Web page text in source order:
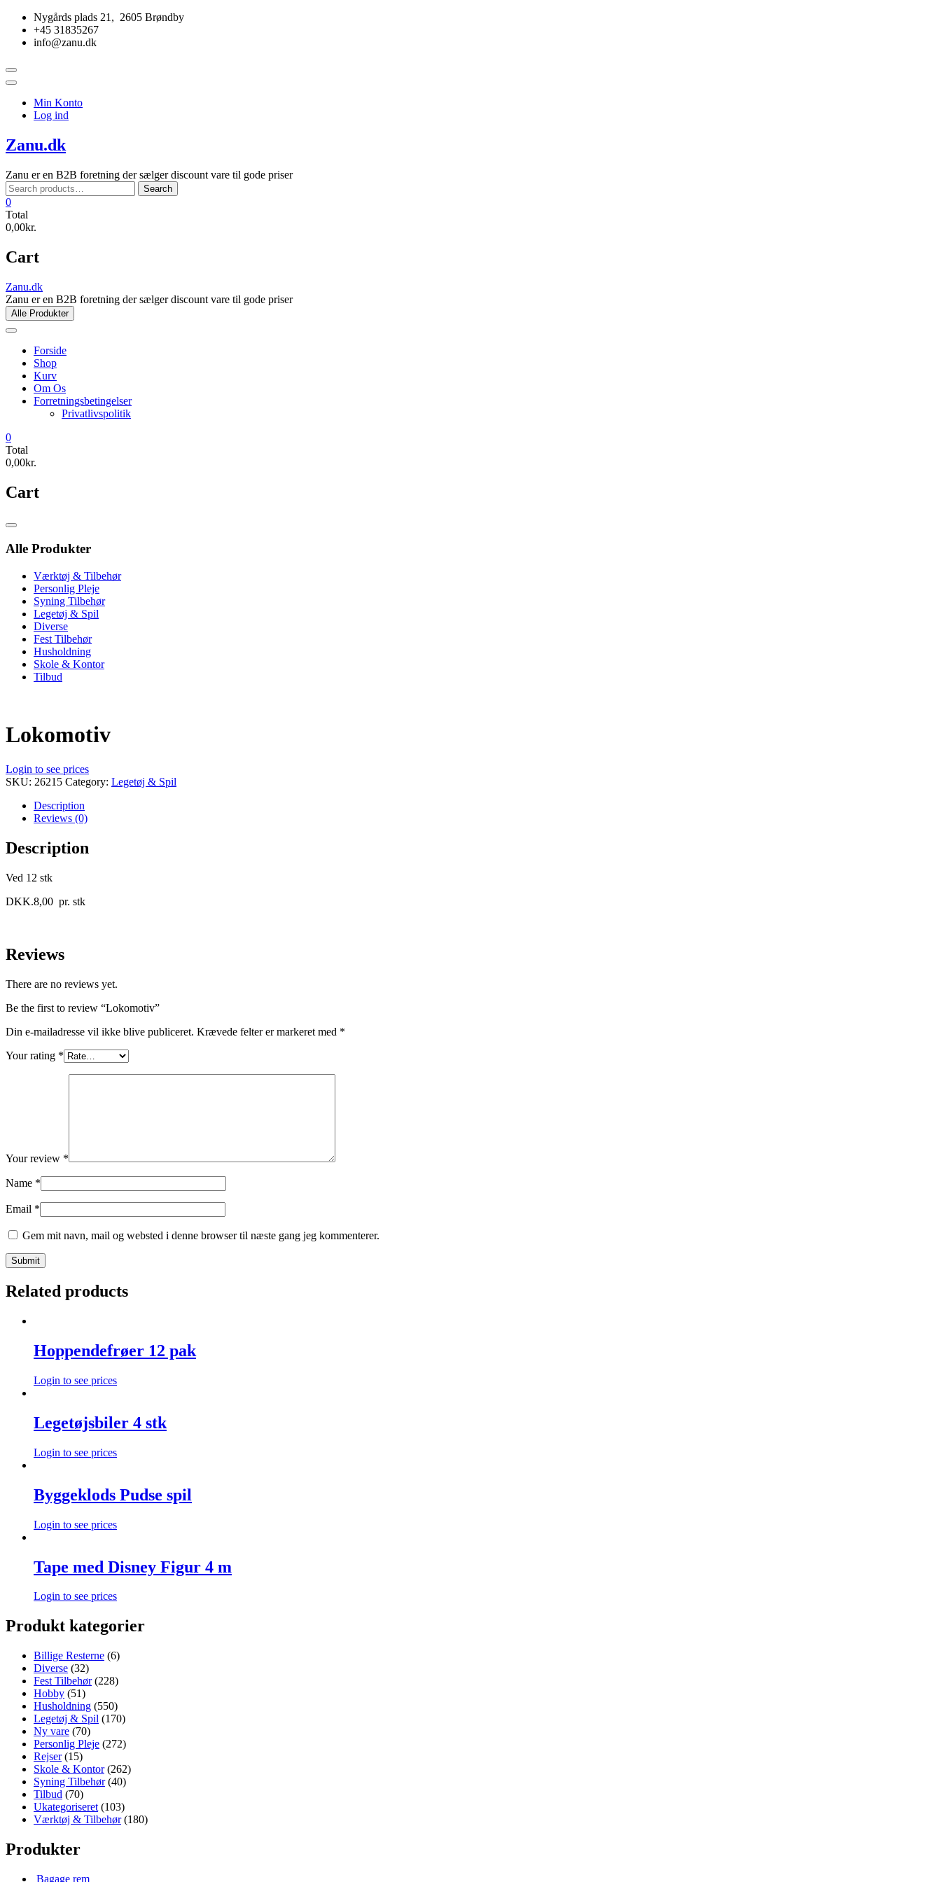
Skip
content
Nygårds plads 21, 2605 Brøndby
+45 31835267
info@zanu.dk
Topbar
Menu
Min Konto
Log ind
Zanu.dk
Zanu er en B2B foretning der sælger discount vare til gode priser
Search
for:
Search
0
Total
0,00kr.
Cart
Zanu.dk
Zanu er en B2B foretning der sælger discount vare til gode priser
Alle Produkter
Forside
Shop
Kurv
Om Os
Forretningsbetingelser
Privatlivspolitik
0
Total
0,00kr.
Cart
Catalog
Alle Produkter
Værktøj & Tilbehør
Personlig Pleje
Syning Tilbehør
Legetøj & Spil
Diverse
Fest Tilbehør
Husholdning
Skole & Kontor
Tilbud
Lokomotiv
Login to see prices
SKU: 26215 Category: Legetøj & Spil
Description
Reviews (0)
Description
Ved 12 stk
DKK.8,00 pr. stk
Reviews
There are no reviews yet.
Be the first to review “Lokomotiv”
Din e-mailadresse vil ikke blive publiceret. Krævede felter er markeret med *
Your rating *
Your review *
Name *
Email *
Gem mit navn, mail og websted i denne browser til næste gang jeg kommenterer.
Related products
Hoppendefrøer 12 pak
Login to see prices
Legetøjsbiler 4 stk
Login to see prices
Byggeklods Pudse spil
Login to see prices
Tape med Disney Figur 4 m
Login to see prices
Produkt kategorier
Billige Resterne (6)
Diverse (32)
Fest Tilbehør (228)
Hobby (51)
Husholdning (550)
Legetøj & Spil (170)
Ny vare (70)
Personlig Pleje (272)
Rejser (15)
Skole & Kontor (262)
Syning Tilbehør (40)
Tilbud (70)
Ukategoriseret (103)
Værktøj & Tilbehør (180)
Produkter
Bagage rem